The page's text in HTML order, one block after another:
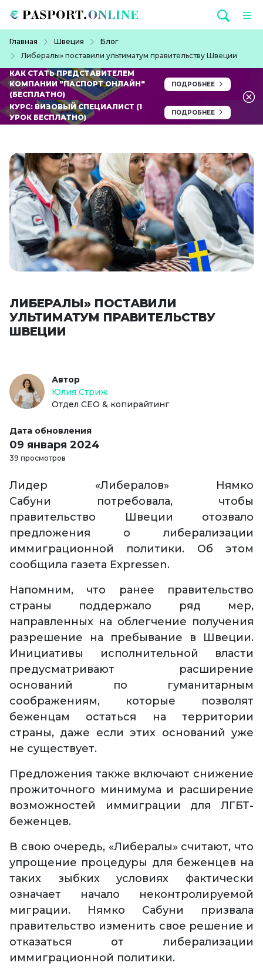
Главная Швеция
Блог
Либералы» поставили ультиматум правительству Швеции
КАК СТАТЬ ПРЕДСТАВИТЕЛЕМ
КОМПАНИИ "ПАСПОРТ ОНЛАЙН"
(БЕСПЛАТНО)
ПОДРОБНЕЕ
КУРС: ВИЗОВЫЙ СПЕЦИАЛИСТ (1
УРОК БЕСПЛАТНО)
ПОДРОБНЕЕ
ЛИБЕРАЛЫ» ПОСТАВИЛИ
УЛЬТИМАТУМ ПРАВИТЕЛЬСТВУ
ШВЕЦИИ
Автор
Юлия Стриж
Отдел СЕО & копирайтинг
Дата обновления
09 января 2024
39 просмотров
Лидер «Либералов» Нямко
Сабуни потребовала, чтобы
правительство Швеции отозвало
предложения о либерализации
иммиграционной политики. Об этом
сообщила газета Expressen.
Напомним, что ранее правительство
страны поддержало ряд мер,
направленных на облегчение получения
разрешение на пребывание в Швеции.
Инициативы исполнительной власти
предусматривают расширение
оснований по гуманитарным
соображениям, которые позволят
беженцам остаться на территории
страны, даже если этих оснований уже
не существует.
Предложения также включают снижение
прожиточного минимума и расширение
возможностей иммиграции для ЛГБТ-
беженцев.
В свою очередь, «Либералы» считают, что
упрощение процедуры для беженцев на
таких зыбких условиях фактически
означает начало неконтролируемой
миграции. Нямко Сабуни призвала
правительство изменить свое решение и
отказаться от либерализации
иммиграционной политики.